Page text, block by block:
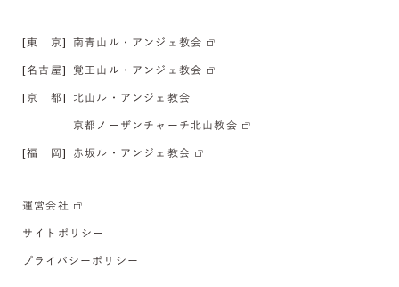
[東 京] 南青山ル・アンジェ教会
[名古屋] 覚王山ル・アンジェ教会
[京 都] 北山ル・アンジェ教会
京都ノーザンチャーチ北山教会
[福 岡] 赤坂ル・アンジェ教会
運営会社
サイトポリシー
プライバシーポリシー